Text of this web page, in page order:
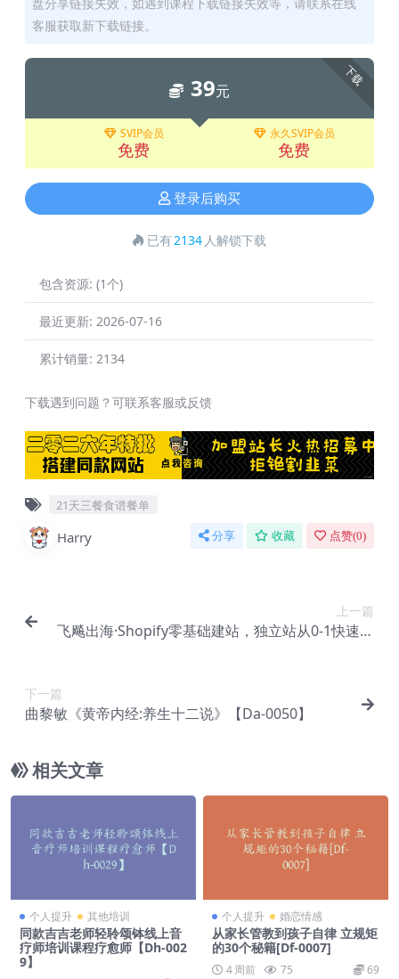
客服获取新下载链接。
下载
39元
SVIP会员
免费
永久SVIP会员
免费
登录后购买
已有2134 人解锁下载
包含资源: (1个)
最近更新: 2026-07-16
累计销量: 2134
下载遇到问题？可联系客服或反馈
21天三餐食谱餐单
Harry 分享 收藏 点赞(0)
上一篇
飞飚出海·Shopify零基础建站，独立站从0-1快速搭
下一篇
曲黎敏《黄帝内经:养生十二说》【Da-0050】
相关文章
个人提升 其他培训
同款吉吉老师轻聆颂钵线上音
疗师培训课程疗愈师【Dh-002
9】
个人提升 婚恋情感
从家长管教到孩子自律 立规矩
的30个秘籍[Df-0007]
4 周前 75 69